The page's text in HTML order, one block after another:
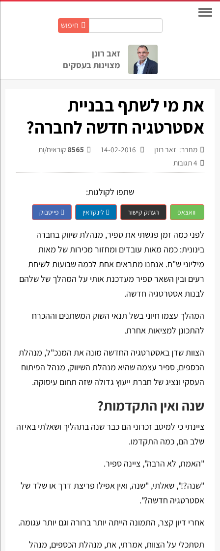
חיפוש
זאב רונן
מצוינות בעסקים
את מי לשתף בבניית
אסטרטגיה חדשה לחברה?
מחבר: זאב רונן 8565 קוראים/ות
4תגובות
שתפו לקולגות:
וואצאפ העתק קישור לינקדאין פייסבוק
לפני כמה זמן פגשתי את ספיר, מנהלת שיווק בחברה
בינונית: כמה מאות עובדים ומחזור מכירות של מאות
מיליוני ש"ח. אנחנו מתראים אחת לכמה שבועות לשיחת
רעים ובין השאר ספיר מעדכנת אותי על המהלך של שלהם
לבנות אסטרטגיה חדשה.
המהלך עצמו חיוני בשל תנאי השוק המשתנים וההכרח
להתכונן למציאות אחרת.
הצוות שדן באסטרטגיה החדשה מונה את המנכ"ל, מנהלת
הכספים, ספיר עצמה שהיא מנהלת השיווק, מנהל הפיתוח
העסקי ונציג של חברת ייעוץ גדולה שזה תחום עיסוקה.
שנה ואין התקדמות?
ציינתי כי למיטב זכרוני הם כבר שנה בתהליך ושאלתי באיזה
שלב הם, כמה התקדמו.
"האמת, לא הרבה", ציינה ספיר.
"שנה?!", שאלתי, "שנה, ואין אפילו פריצת דרך או שלד של
אסטרטגיה חדשה?".
אחרי דיון קצר, התמונה הייתה יותר ברורה וגם יותר עגומה.
תסתכלי על הצוות, אמרתי, את, מנהלת הכספים, מנהל